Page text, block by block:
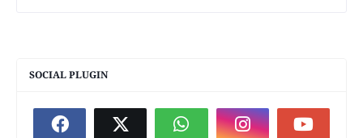
SOCIAL PLUGIN